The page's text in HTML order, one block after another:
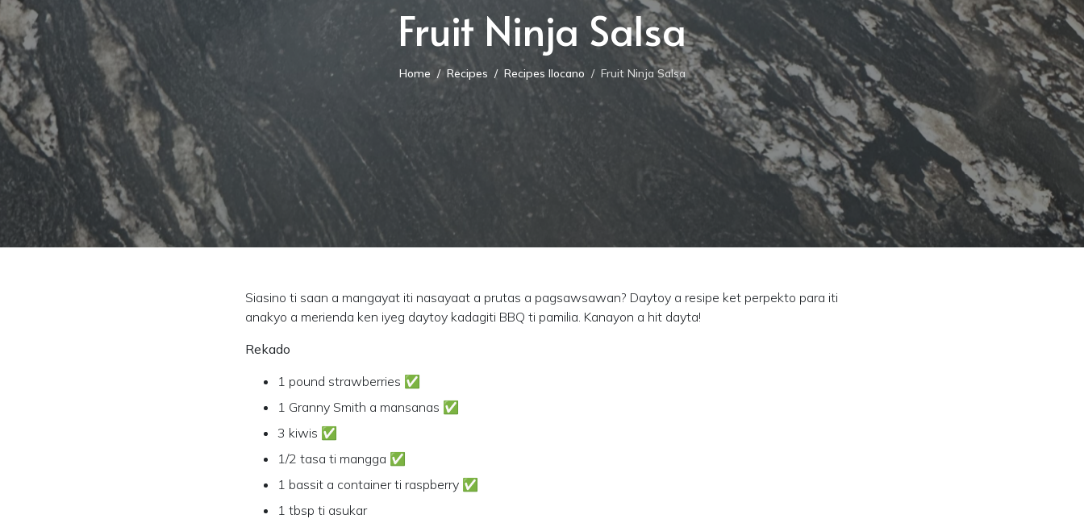
Fruit Ninja Salsa
Home Recipes Recipes Ilocano Fruit Ninja Salsa
Siasino ti saan a mangayat iti nasayaat a prutas a pagsawsawan? Daytoy a resipe ket perpekto para iti
anakyo a merienda ken iyeg daytoy kadagiti BBQ ti pamilia. Kanayon a hit dayta!
Rekado
1 pound strawberries ✅
1 Granny Smith a mansanas ✅
3 kiwis ✅
1/2 tasa ti mangga ✅
1 bassit a container ti raspberry ✅
1 tbsp ti asukar